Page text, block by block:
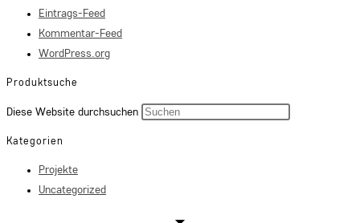
Eintrags-Feed
Kommentar-Feed
WordPress.org
Produktsuche
Diese Website durchsuchen
Kategorien
Projekte
Uncategorized